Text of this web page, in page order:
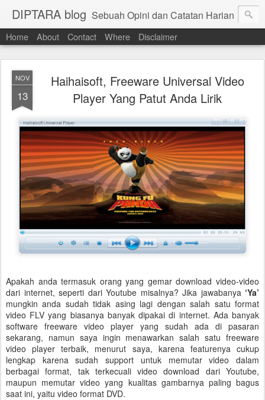
DIPTARA blog Sebuah Opini dan Catatan Harian
Home About Contact Where Disclaimer
NOV
13
Haihaisoft, Freeware Universal Video
Player Yang Patut Anda Lirik
Apakah anda termasuk orang yang gemar download video-video
dari internet, seperti dari Youtube misalnya? Jika jawabanya ‘Ya’
mungkin anda sudah tidak asing lagi dengan salah satu format
video FLV yang biasanya banyak dipakai di internet. Ada banyak
software freeware video player yang sudah ada di pasaran
sekarang, namun saya ingin menawarkan salah satu freeware
video player terbaik, menurut saya, karena featurenya cukup
lengkap karena sudah support untuk memutar video dalam
berbagai format, tak terkecuali video download dari Youtube,
maupun memutar video yang kualitas gambarnya paling bagus
saat ini, yaitu video format DVD.